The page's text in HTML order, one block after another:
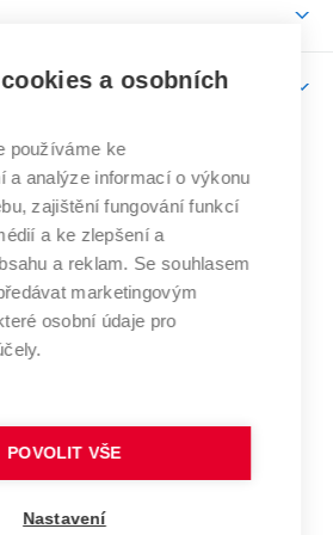
roku
studentů
výzkumu
fondů
učení
technické
V BRNĚ
a osobních
používáme ke
a analýze informací o výkonu
zajištění fungování funkcí
a ke zlepšení a
a reklam. Se souhlasem
marketingovým
osobní údaje pro
POVOLIT VŠE
Nastavení